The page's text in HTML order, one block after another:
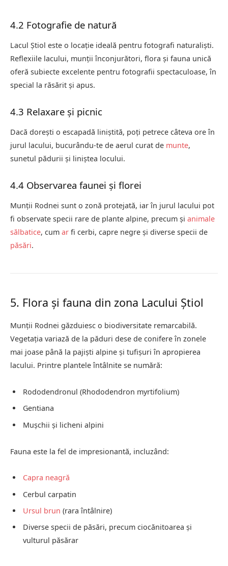
4.2 Fotografie de natură
Lacul Știol este o locație ideală pentru fotografi naturaliști.
Reflexiile lacului, munții înconjurători, flora și fauna unică
oferă subiecte excelente pentru fotografii spectaculoase, în
special la răsărit și apus.
4.3 Relaxare și picnic
Dacă dorești o escapadă liniștită, poți petrece câteva ore în
jurul lacului, bucurându-te de aerul curat de munte,
sunetul pădurii și liniștea locului.
4.4 Observarea faunei și florei
Munții Rodnei sunt o zonă protejată, iar în jurul lacului pot
fi observate specii rare de plante alpine, precum și animale
sălbatice, cum ar fi cerbi, capre negre și diverse specii de
păsări.
5. Flora și fauna din zona Lacului Știol
Munții Rodnei găzduiesc o biodiversitate remarcabilă.
Vegetația variază de la păduri dese de conifere în zonele
mai joase până la pajiști alpine și tufișuri în apropierea
lacului. Printre plantele întâlnite se numără:
Rododendronul (Rhododendron myrtifolium)
Gentiana
Mușchii și licheni alpini
Fauna este la fel de impresionantă, incluzând:
Capra neagră
Cerbul carpatin
Ursul brun (rara întâlnire)
Diverse specii de păsări, precum ciocănitoarea și
vulturul păsărar